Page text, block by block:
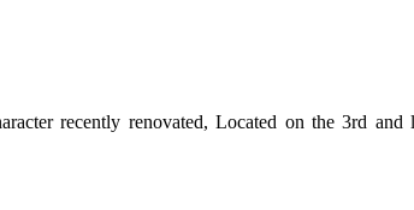
recently renovated, Located on the 3rd